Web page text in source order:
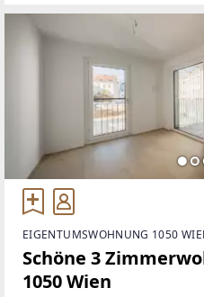
EIGENTUMSWOHNUNG 1050
Schöne 3
1050 Wien